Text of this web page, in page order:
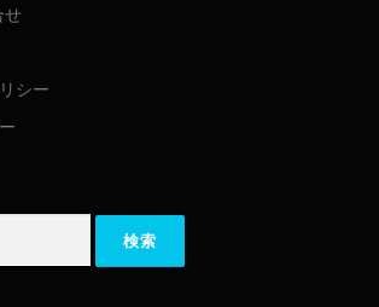
せ
シー